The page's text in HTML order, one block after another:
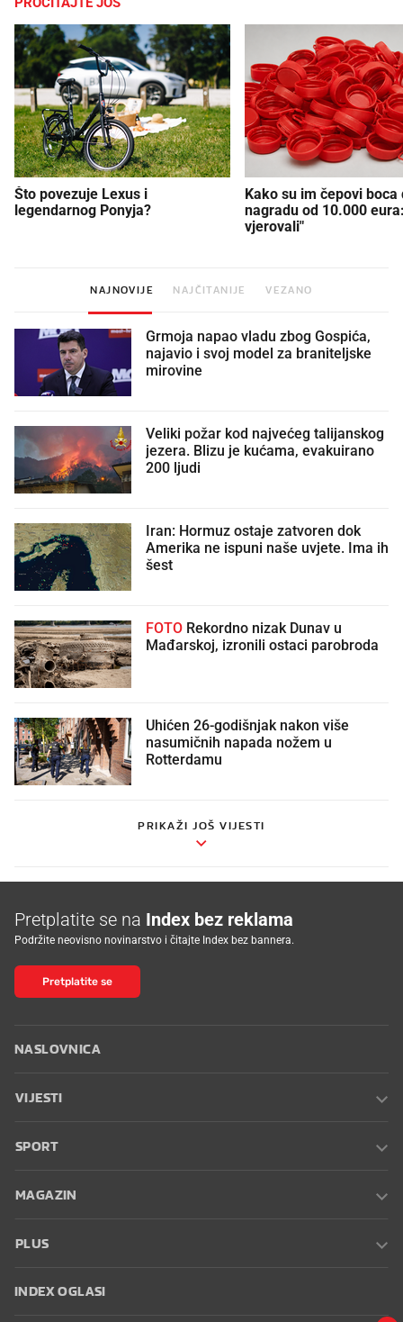
Što povezuje Lexus i
legendarnog Ponyja?
Kako su im čepovi boca
nagradu od 10.000
vjerovali"
NAJNOVIJE NAJČITANIJE VEZANO
Grmoja napao vladu zbog Gospića,
najavio i svoj model za braniteljske
mirovine
Veliki požar kod najvećeg talijanskog
jezera. Blizu je kućama, evakuirano
200 ljudi
Iran: Hormuz ostaje zatvoren dok
Amerika ne ispuni naše uvjete. Ima ih
šest
FOTO
Mađarskoj, izronili ostaci parobroda
Uhićen 26-godišnjak nakon više
nasumičnih napada nožem u
Rotterdamu
PRIKAŽI JOŠ VIJESTI
Pretplatite se na Index bez reklama
Podržite neovisno novinarstvo i čitajte Index bez bannera.
Pretplatite se
NASLOVNICA
VIJESTI
SPORT
MAGAZIN
PLUS
INDEX OGLASI